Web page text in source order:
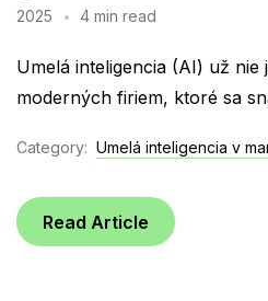
2025 4 min read
Umelá inteligencia (AI) už
moderných firiem, ktoré sa
Category: Umelá inteligencia v
Read Article